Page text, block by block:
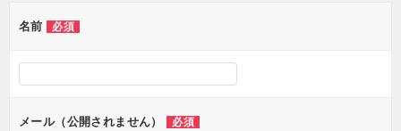
ー
シ
ン
名前 必須
メール（公開されません） 必須